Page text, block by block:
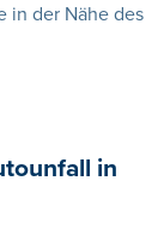
in der Nähe des
in